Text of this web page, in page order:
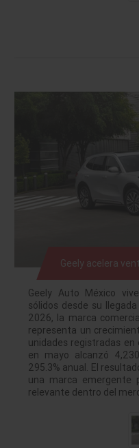
Geely acelera
Geely Auto México
sólidos desde su
2026, la marca
representa un
unidades registradas
en mayo alcanzó
295.3% anual. El
una marca emergente
relevante dentro del